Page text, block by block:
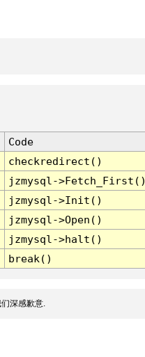
Code
checkredirect()
jzmysql-
jzmysql->Init()
jzmysql->Open()
jzmysql->halt()
break()
深感歉意.